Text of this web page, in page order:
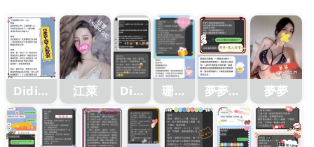
Didi客
評
江萊
Didi
客評
1
珊妮
客評1
夢夢客
評1
夢夢